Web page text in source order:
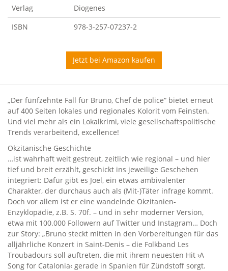
Verlag
Diogenes
ISBN
978-3-257-07237-2
Jetzt bei Amazon kaufen
„Der fünfzehnte Fall für Bruno, Chef de police“ bietet erneut
auf 400 Seiten lokales und regionales Kolorit vom Feinsten.
Und viel mehr als ein Lokalkrimi, viele gesellschaftspolitische
Trends verarbeitend, excellence!
Okzitanische Geschichte
…ist wahrhaft weit gestreut, zeitlich wie regional – und hier
tief und breit erzählt, geschickt ins jeweilige Geschehen
integriert: Dafür gibt es Joel, ein etwas ambivalenter
Charakter, der durchaus auch als (Mit-)Täter infrage kommt.
Doch vor allem ist er eine wandelnde Okzitanien-
Enzyklopädie, z.B. S. 70f. – und in sehr moderner Version,
etwa mit 100.000 Followern auf Twitter und Instagram… Doch
zur Story: „Bruno steckt mitten in den Vorbereitungen für das
alljährliche Konzert in Saint-Denis – die Folkband Les
Troubadours soll auftreten, die mit ihrem neuesten Hit ›A
Song for Catalonia‹ gerade in Spanien für Zündstoff sorgt.